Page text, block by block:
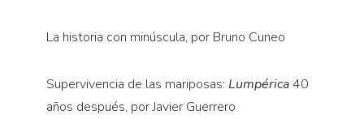
La historia con minúscula, por Bruno Cuneo
Supervivencia de las mariposas: Lumpérica40
años después, por Javier Guerrero